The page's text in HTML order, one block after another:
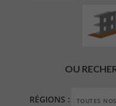
OU
RÉGIONS :